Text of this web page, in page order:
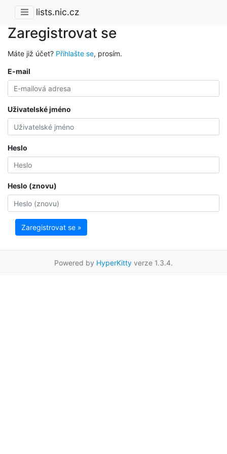
lists.nic.cz
Zaregistrovat se
Máte již účet? Přihlašte se, prosím.
E-mail
Uživatelské jméno
Heslo
Heslo (znovu)
Zaregistrovat se »
Powered by HyperKitty verze 1.3.4.